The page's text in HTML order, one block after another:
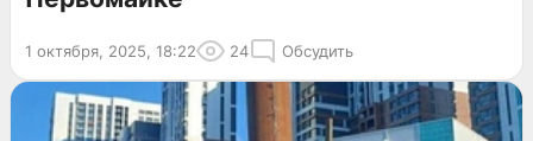
1 октября, 2025, 18:22 24 Обсудить